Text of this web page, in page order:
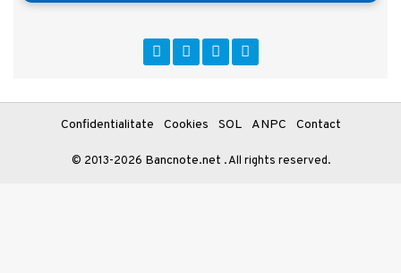
© 2013-2026 Bancnote.net . All rights reserved.
Confidentialitate Cookies SOL ANPC Contact